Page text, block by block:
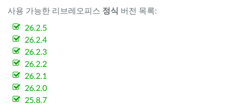
사용 가능한 리브레오피스 정식 버전 목록:
26.2.5
26.2.4
26.2.3
26.2.2
26.2.1
26.2.0
25.8.7